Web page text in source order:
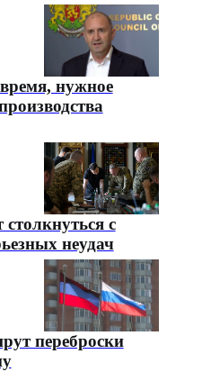
нужное
с
неудач
переброски